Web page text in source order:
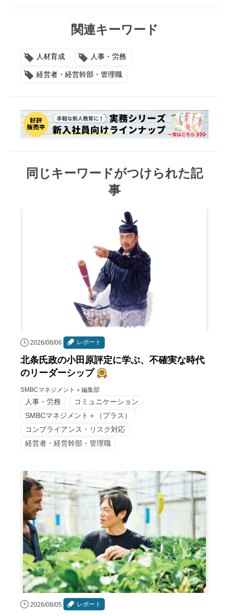
関連キーワード
人材育成 人事・労務
経営者・経営幹部・管理職
同じキーワードがつけられた記
事
2026/08/06 レポート
北条氏政の小田原評定に学ぶ、不確実な時代
のリーダーシップ
SMBCマネジメント＋編集部
人事・労務
コミュニケーション
SMBCマネジメント＋（プラス）
コンプライアンス・リスク対応
経営者・経営幹部・管理職
2026/08/05 レポート